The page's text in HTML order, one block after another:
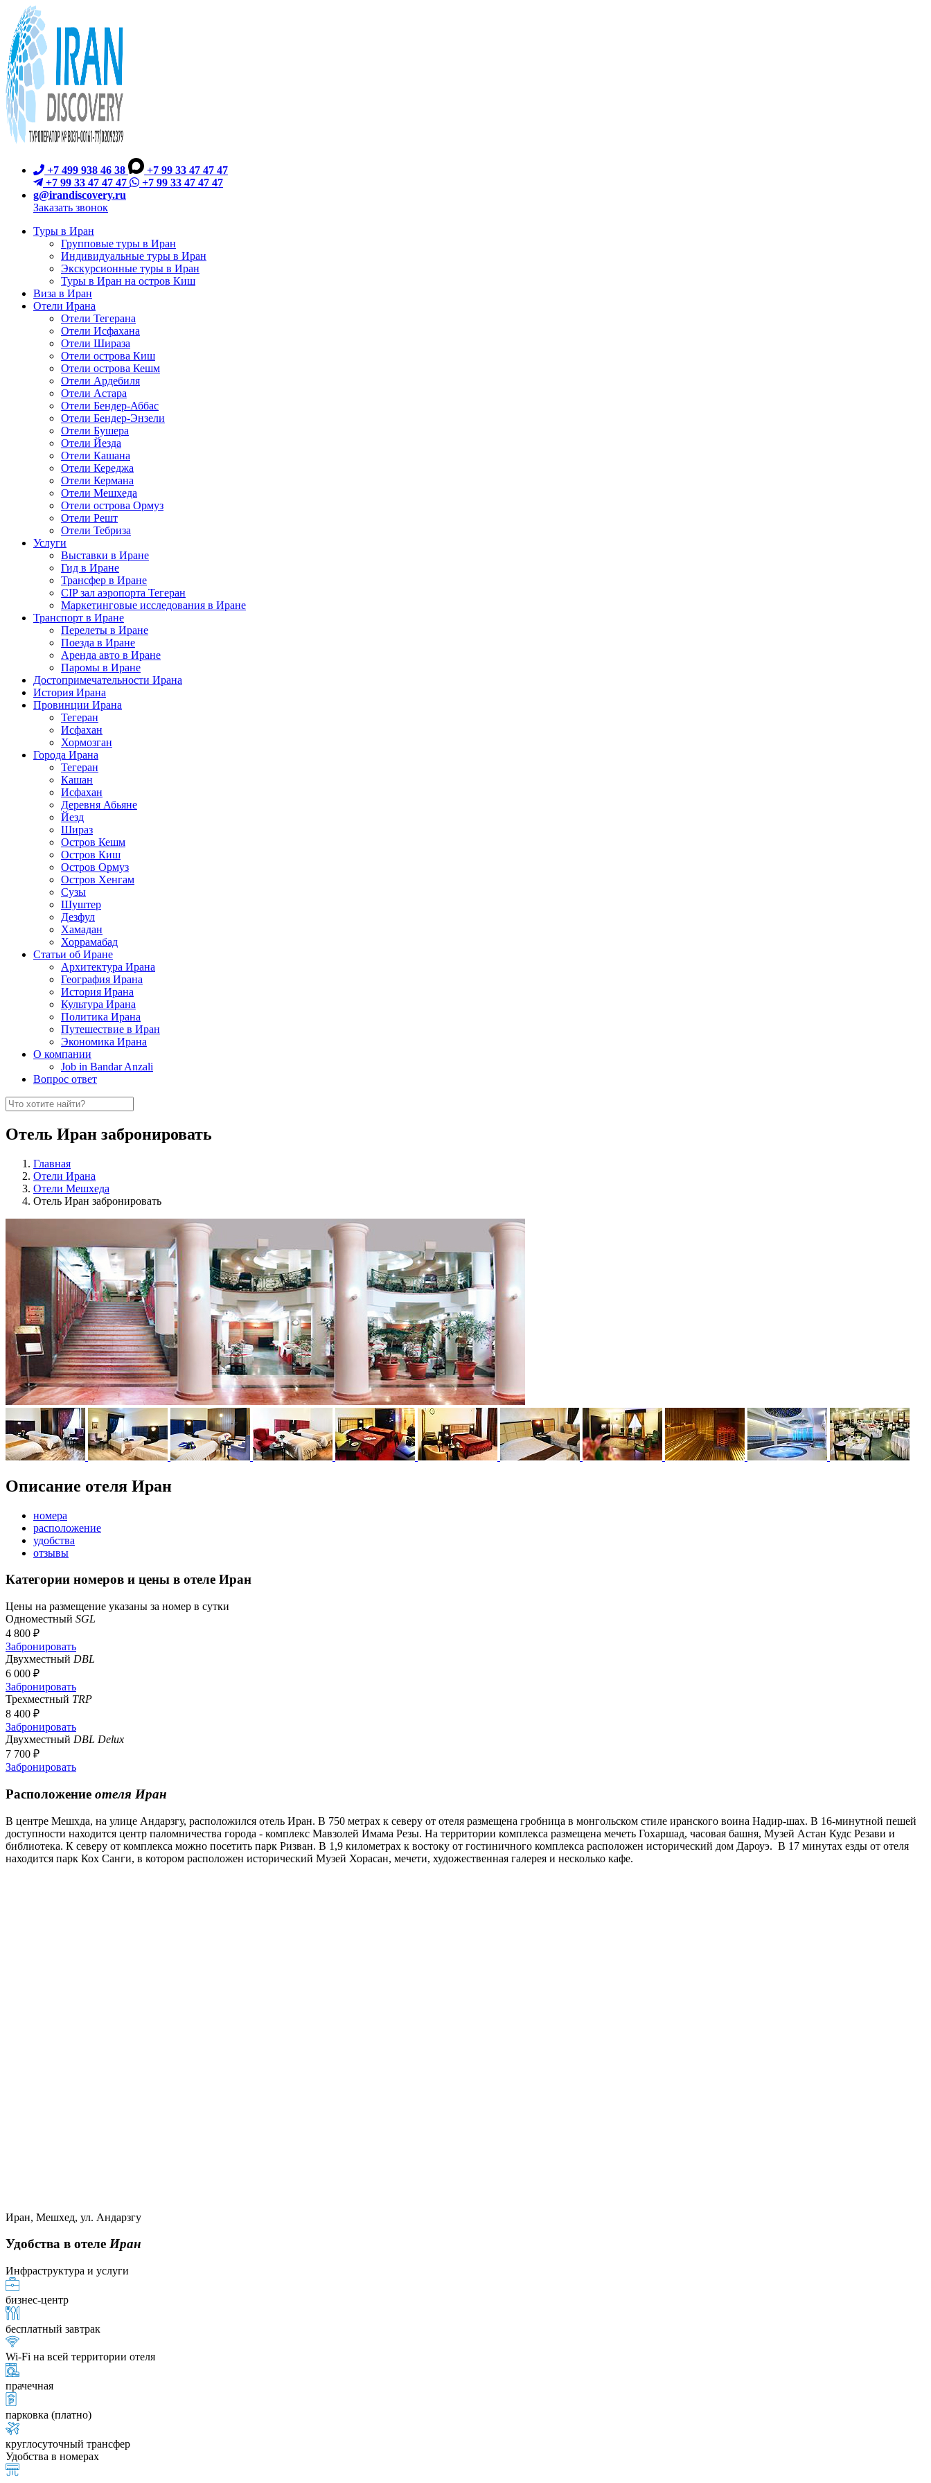
+7 499 938 46 38
+7 99 33 47 47 47
+7 99 33 47 47 47
+7 99 33 47 47 47
g@irandiscovery.ru
Заказать звонок
Туры в Иран
Групповые туры в Иран
Индивидуальные туры в Иран
Экскурсионные туры в Иран
Туры в Иран на остров Киш
Виза в Иран
Отели Ирана
Отели Тегерана
Отели Исфахана
Отели Шираза
Отели острова Киш
Отели острова Кешм
Отели Ардебиля
Отели Астара
Отели Бендер-Аббас
Отели Бендер-Энзели
Отели Бушера
Отели Йезда
Отели Кашана
Отели Кереджа
Отели Кермана
Отели Мешхеда
Отели острова Ормуз
Отели Решт
Отели Тебриза
Услуги
Выставки в Иране
Гид в Иране
Трансфер в Иране
CIP зал аэропорта Тегеран
Маркетинговые исследования в Иране
Транспорт в Иране
Перелеты в Иране
Поезда в Иране
Аренда авто в Иране
Паромы в Иране
Достопримечательности Ирана
История Ирана
Провинции Ирана
Тегеран
Исфахан
Хормозган
Города Ирана
Тегеран
Кашан
Исфахан
Деревня Абьяне
Йезд
Шираз
Остров Кешм
Остров Киш
Остров Ормуз
Остров Хенгам
Сузы
Шуштер
Дезфул
Хамадан
Хоррамабад
Статьи об Иране
Архитектура Ирана
География Ирана
История Ирана
Культура Ирана
Политика Ирана
Путешествие в Иран
Экономика Ирана
О компании
Job in Bandar Anzali
Вопрос ответ
Отель Иран забронировать
Главная
Отели Ирана
Отели Мешхеда
Отель Иран забронировать
Описание отеля Иран
номера
расположение
удобства
отзывы
Категории номеров и цены в отеле Иран
Цены на размещение указаны за номер в сутки
Одноместный SGL
4 800 ₽
Забронировать
Двухместный DBL
6 000 ₽
Забронировать
Трехместный TRP
8 400 ₽
Забронировать
Двухместный DBL Delux
7 700 ₽
Забронировать
Расположение отеля Иран
В центре Мешхда, на улице Андарзгу, расположился отель Иран. В 750 метрах к северу от отеля размещена гробница в монгольском стиле иранского воина Надир-шах. В 16-минутной пешей
доступности находится центр паломничества города - комплекс Мавзолей Имама Резы. На территории комплекса размещена мечеть Гохаршад, часовая башня, Музей Астан Кудс Резави и
библиотека. К северу от комплекса можно посетить парк Ризван. В 1,9 километрах к востоку от гостиничного комплекса расположен исторический дом Дароуэ. В 17 минутах езды от отеля
находится парк Кох Санги, в котором расположен исторический Музей Хорасан, мечети, художественная галерея и несколько кафе.
Иран, Мешхед, ул. Андарзгу
Удобства в отеле Иран
Инфраструктура и услуги
бизнес-центр
бесплатный завтрак
Wi-Fi на всей территории отеля
прачечная
парковка (платно)
круглосуточный трансфер
Удобства в номерах